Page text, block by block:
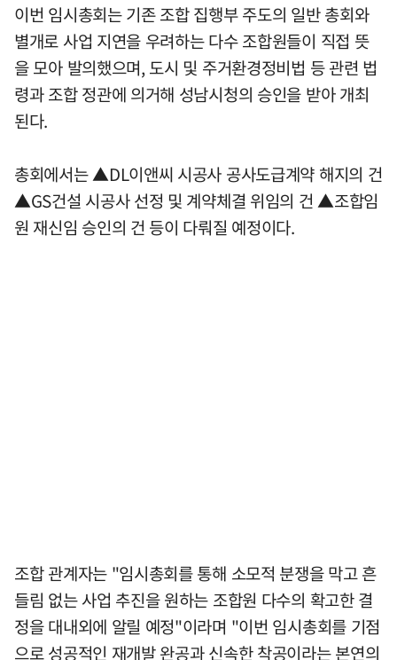
이번 임시총회는 기존 조합 집행부 주도의 일반 총회와
별개로 사업 지연을 우려하는 다수 조합원들이 직접 뜻
을 모아 발의했으며, 도시 및 주거환경정비법 등 관련 법
령과 조합 정관에 의거해 성남시청의 승인을 받아 개최
된다.
총회에서는 ▲DL이앤씨 시공사 공사도급계약 해지의 건
▲GS건설 시공사 선정 및 계약체결 위임의 건 ▲조합임
원 재신임 승인의 건 등이 다뤄질 예정이다.
조합 관계자는 "임시총회를 통해 소모적 분쟁을 막고 흔
들림 없는 사업 추진을 원하는 조합원 다수의 확고한 결
정을 대내외에 알릴 예정"이라며 "이번 임시총회를 기점
으로 성공적인 재개발 완공과 신속한 착공이라는 본연의